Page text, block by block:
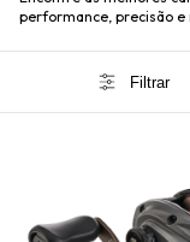
performance, precisão
Filtrar